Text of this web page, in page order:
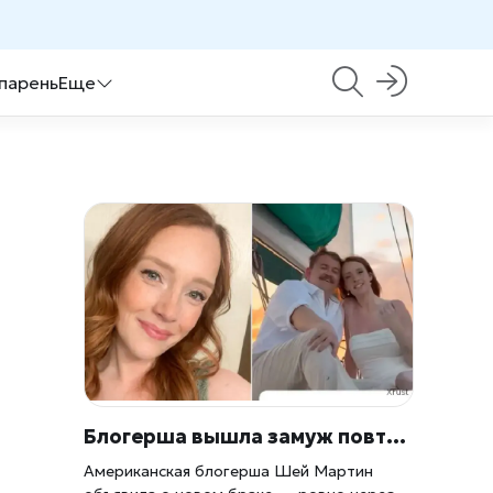
Еще
Блогерша вышла замуж повторно спустя год после смерти мужа от рака
Американская блогерша Шей Мартин